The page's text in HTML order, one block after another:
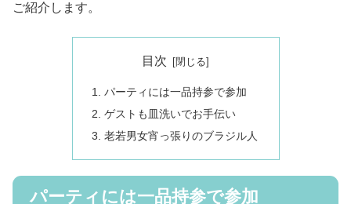
ご紹介します。
目次
パーティには一品持参で参加
ゲストも皿洗いでお手伝い
老若男女宵っ張りのブラジル人
パーティには一品持参で参加